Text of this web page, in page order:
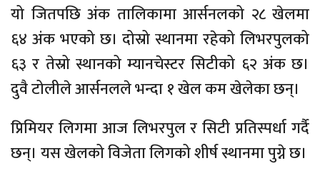
यो जितपछि अंक तालिकामा आर्सनलको २८ खेलमा
६४ अंक भएको छ। दोस्रो स्थानमा रहेको लिभरपुलको
६३ र तेस्रो स्थानको म्यानचेस्टर सिटीको ६२ अंक छ।
दुवै टोलीले आर्सनलले भन्दा १ खेल कम खेलेका छन्।
प्रिमियर लिगमा आज लिभरपुल र सिटी प्रतिस्पर्धा गर्दै
छन्। यस खेलको विजेता लिगको शीर्ष स्थानमा पुग्ने छ।